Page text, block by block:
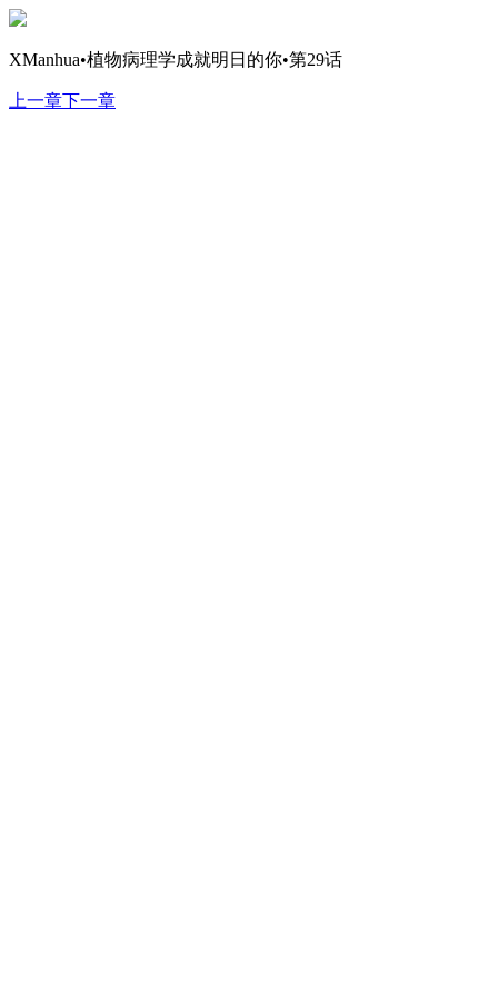
XManhua•植物病理学成就明日的你•第29话
上一章下一章